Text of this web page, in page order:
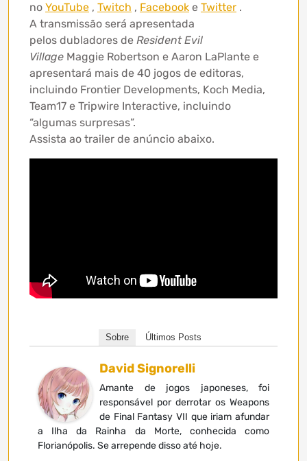
no YouTube , Twitch , Facebook e Twitter .
A transmissão será apresentada
pelos dubladores de Resident Evil
Village Maggie Robertson e Aaron LaPlante e
apresentará mais de 40 jogos de editoras,
incluindo Frontier Developments, Koch Media,
Team17 e Tripwire Interactive, incluindo
“algumas surpresas”.
Assista ao trailer de anúncio abaixo.
Sobre Últimos Posts
David Signorelli
Amante de jogos japoneses, foi
responsável por derrotar os Weapons
de Final Fantasy VII que iriam afundar
a Ilha da Rainha da Morte, conhecida como
Florianópolis. Se arrepende disso até hoje.